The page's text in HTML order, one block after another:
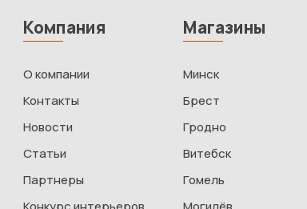
Компания
О компании
Контакты
Новости
Статьи
Партнеры
Магазины
Минск
Брест
Гродно
Витебск
Гомель